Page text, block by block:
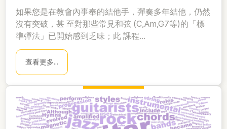
如果您是在教會內事奉的結他手，彈奏多年結他，仍然
沒有突破，甚 至對那些常見和弦 (C,Am,G7等)的「標
準彈法」已開始感到乏味；此 課程...
查看更多...